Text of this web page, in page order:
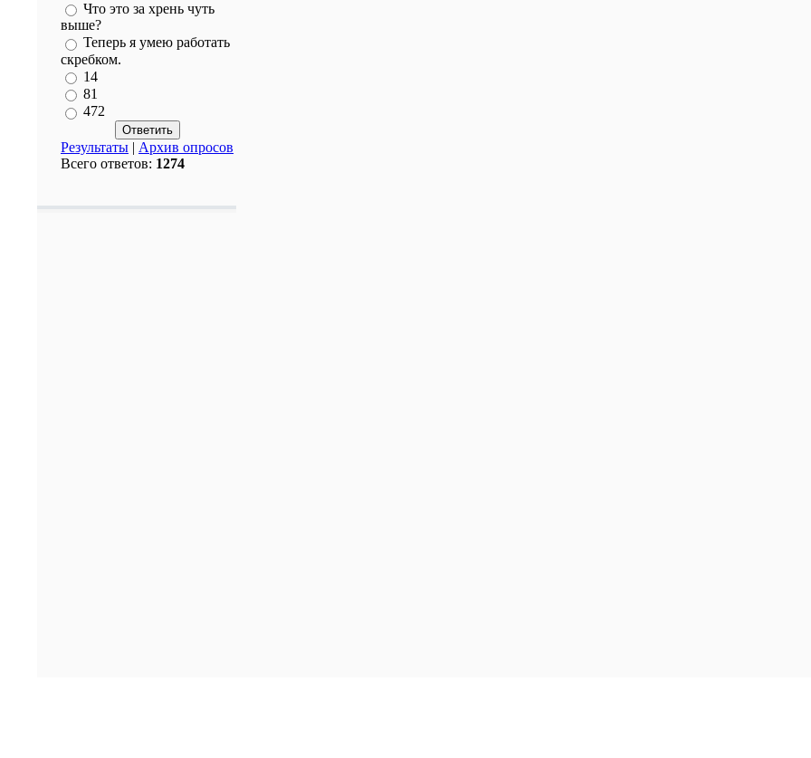
Что это за хрень чуть
выше?
Теперь я умею работать
скребком.
14
81
472
Результаты | Архив опросов
Всего ответов: 1274